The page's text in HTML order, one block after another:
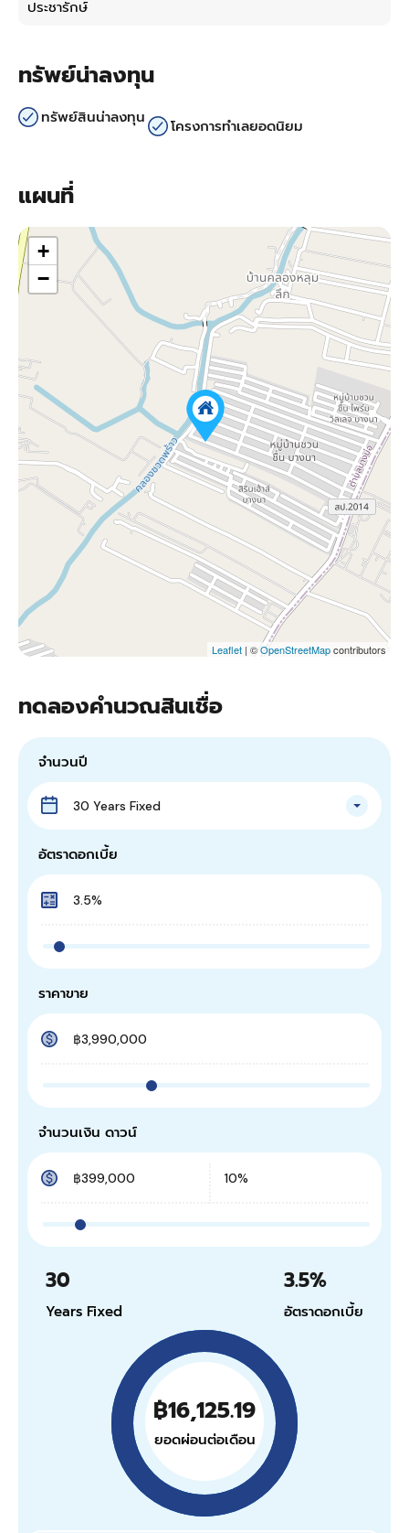
ประชารักษ์
ทรัพย์น่าลงทุน
ทรัพย์สินน่าลงทุน โครงการทำเลยอดนิยม
แผนที่
+
−
Leaflet | ©OpenStreetMapcontributors
ทดลองคำนวณสินเชื่อ
จำนวนปี
30 Years Fixed
อัตราดอกเบี้ย
ราคาขาย
จำนวนเงิน ดาวน์
30
Years Fixed
3.5%
อัตราดอกเบี้ย
฿16,125.19
ยอดผ่อนต่อเดือน